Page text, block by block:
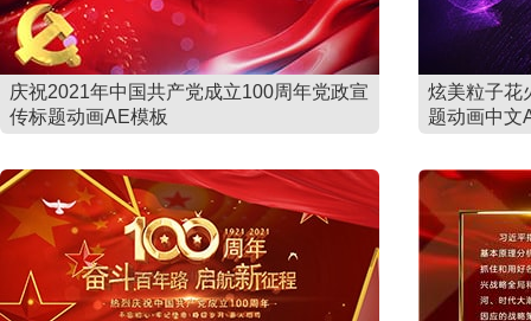
庆祝2021年中国共产党成立100周年党政宣
传标题动画AE模板
炫美粒子花
题动画中文